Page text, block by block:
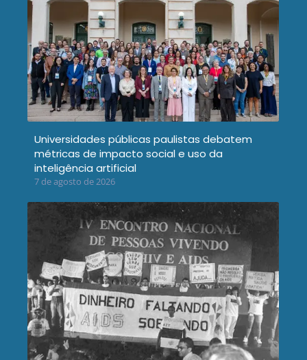
Universidades públicas paulistas debatem
métricas de impacto social e uso da
inteligência artificial
7 de agosto de 2026